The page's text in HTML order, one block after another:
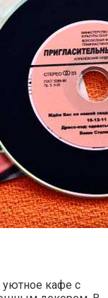
уютное кафе с